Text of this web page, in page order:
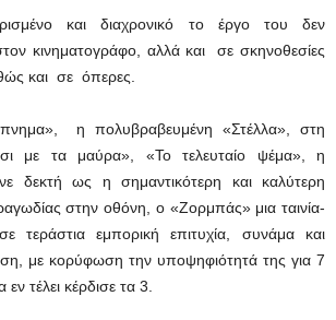
και διαχρονικό το έργο του δεν
κινηματογράφο, αλλά και σε σκηνοθεσίες
και σε όπερες.
η πολυβραβευμένη «Στέλλα», στη
με τα μαύρα», «Το τελευταίο ψέμα», η
δεκτή ως η σημαντικότερη και καλύτερη
στην οθόνη, ο «Ζορμπάς» μια ταινία-
τεράστια εμπορική επιτυχία, συνάμα και
με κορύφωση την υποψηφιότητά της για 7
τέλει κέρδισε τα 3.